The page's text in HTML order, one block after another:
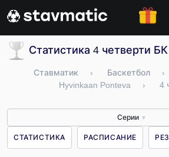
Статистика 4 четверти
Ставматик › Баскетбол ›
Hyvinkaan Ponteva
› 4
Серии ▼
СТАТИСТИКА РАСПИСАНИЕ